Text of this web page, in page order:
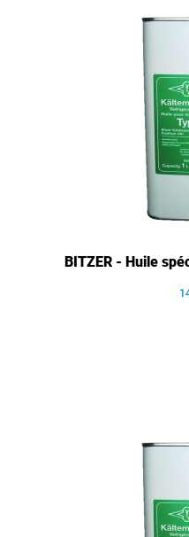
BITZER - Huile